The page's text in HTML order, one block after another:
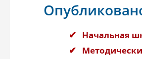
Начальная